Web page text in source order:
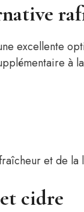
excellente
à
et de la
cidre